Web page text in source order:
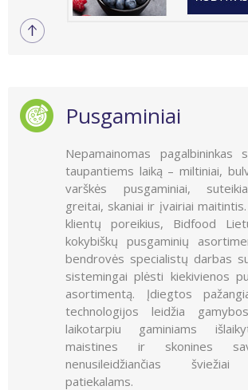
Pusgaminiai
Nepamainomas pagalbininkas
taupantiems laiką – miltiniai,
varškės pusgaminiai,
greitai, skaniai ir įvairiai
klientų poreikius, Bidfood
kokybiškų pusgaminių
bendrovės specialistų darbas
sistemingai plėsti kiekivienos
asortimentą. Įdiegtos
technologijos leidžia
laikotarpiu gaminiams
maistines ir skonines
nenusileidžiančias šviežiai
patiekalams.